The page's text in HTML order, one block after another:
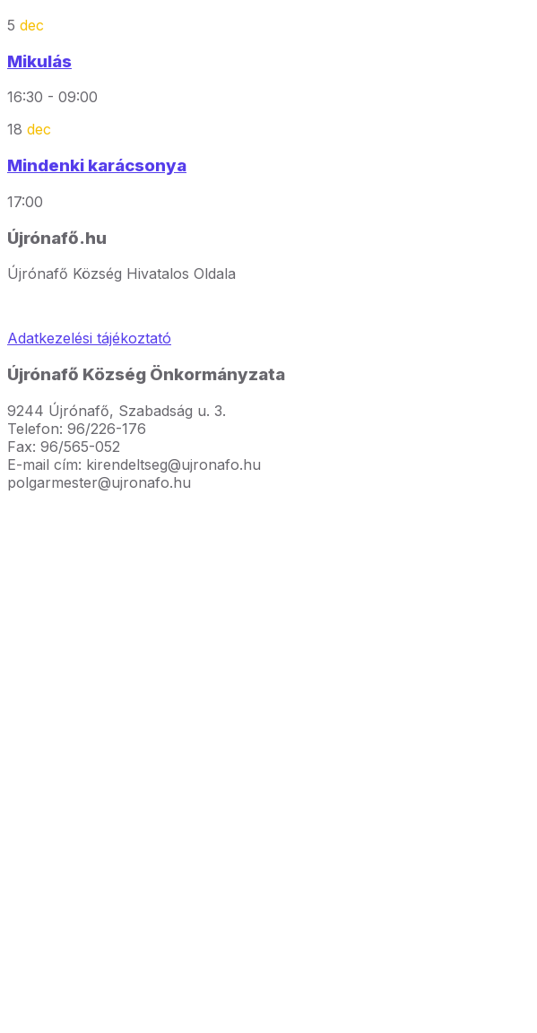
5 dec
Mikulás
16:30 - 09:00
18 dec
Mindenki karácsonya
17:00
Újrónafő.hu
Újrónafő Község Hivatalos Oldala
Adatkezelési tájékoztató
Újrónafő Község Önkormányzata
9244 Újrónafő, Szabadság u. 3.
Telefon: 96/226-176
Fax: 96/565-052
E-mail cím: kirendeltseg@ujronafo.hu
polgarmester@ujronafo.hu